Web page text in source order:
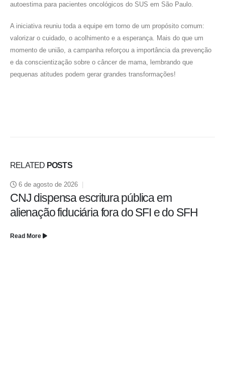
autoestima para pacientes oncológicos do SUS em São Paulo.
A iniciativa reuniu toda a equipe em torno de um propósito comum:
valorizar o cuidado, o acolhimento e a esperança. Mais do que um
momento de união, a campanha reforçou a importância da prevenção
e da conscientização sobre o câncer de mama, lembrando que
pequenas atitudes podem gerar grandes transformações!
RELATED POSTS
6 de agosto de 2026
CNJ dispensa escritura pública em
alienação fiduciária fora do SFI e do SFH
Read More